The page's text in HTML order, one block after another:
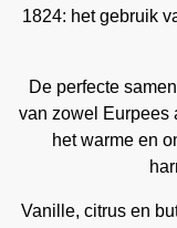
1824: het gebruik
De perfecte
van zowel Eurpees
het warme en
Vanille, citrus en